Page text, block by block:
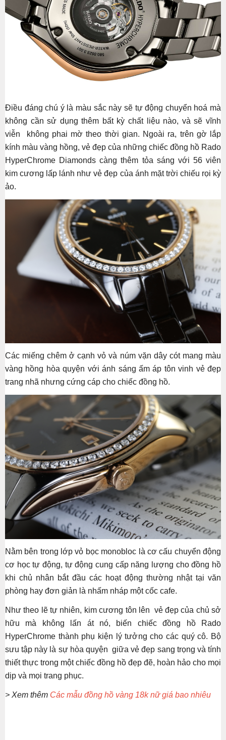
Điều đáng chú ý là màu sắc này sẽ tự động chuyển hoá mà
không cần sử dụng thêm bất kỳ chất liệu nào, và sẽ vĩnh
viễn không phai mờ theo thời gian. Ngoài ra, trên gờ lắp
kính màu vàng hồng, vẻ đẹp của những chiếc đồng hồ Rado
HyperChrome Diamonds càng thêm tỏa sáng với 56 viên
kim cương lấp lánh như vẻ đẹp của ánh mặt trời chiếu rọi kỳ
ảo.
Các miếng chêm ở cạnh vỏ và núm vặn dây cót mang màu
vàng hồng hòa quyện với ánh sáng ấm áp tôn vinh vẻ đẹp
trang nhã nhưng cứng cáp cho chiếc đồng hồ.
Nằm bên trong lớp vỏ bọc monobloc là cơ cấu chuyển động
cơ học tự động, tự động cung cấp năng lượng cho đồng hồ
khi chủ nhân bắt đầu các hoạt động thường nhật tại văn
phòng hay đơn giản là nhấm nháp một cốc cafe.
Như theo lẽ tự nhiên, kim cương tôn lên vẻ đẹp của chủ sở
hữu mà không lấn át nó, biến chiếc đồng hồ Rado
HyperChrome thành phụ kiện lý tưởng cho các quý cô. Bộ
sưu tập này là sự hòa quyện giữa vẻ đẹp sang trọng và tính
thiết thực trong một chiếc đồng hồ đẹp đẽ, hoàn hảo cho mọi
dịp và mọi trang phục.
> Xem thêm Các mẫu đồng hồ vàng 18k nữ giá bao nhiêu